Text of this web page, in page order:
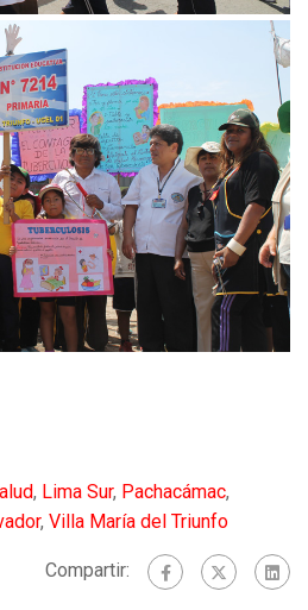
, Lima Sur, Pachacámac,
, Villa María del Triunfo
Compartir: